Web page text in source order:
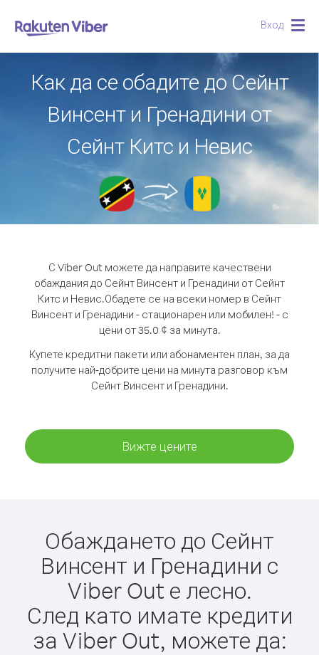
Вход
Как да се обадите до Сейнт
Винсент и Гренадини от
Сейнт Китс и Невис
С Viber Out можете да направите качествени
обаждания до Сейнт Винсент и Гренадини от Сейнт
Китс и Невис.Обадете се на всеки номер в Сейнт
Винсент и Гренадини - стационарен или мобилен! - с
цени от 35.0 ¢ за минута.
Купете кредитни пакети или абонаментен план, за да
получите най-добрите цени на минута разговор към
Сейнт Винсент и Гренадини.
Вижте цените
Обаждането до Сейнт
Винсент и Гренадини с
Viber Out е лесно.
След като имате кредити
за Viber Out, можете да: